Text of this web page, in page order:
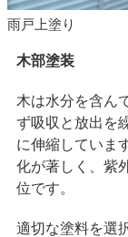
雨戸上塗り
木部塗装
木は水分を含ん
ず吸収と放出を
に伸縮していま
化が著しく、紫
位です。
適切な塗料を選